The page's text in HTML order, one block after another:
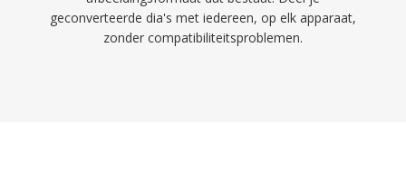
geconverteerde dia's met iedereen, op elk apparaat,
zonder compatibiliteitsproblemen.